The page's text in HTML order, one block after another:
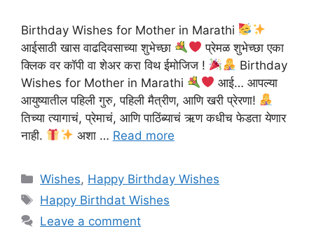
Birthday Wishes for Mother in Marathi
आईसाठी खास वाढदिवसाच्या शुभेच्छा
प्रेमळ शुभेच्छा एका
क्लिक वर कॉपी वा शेअर करा विथ ईमोजिज !
Birthday
Wishes for Mother in Marathi
आई… आपल्या
आयुष्यातील पहिली गुरु, पहिली मैत्रीण, आणि खरी प्रेरणा!
तिच्या त्यागाचं, प्रेमाचं, आणि पाठिंब्याचं ऋण कधीच फेडता येणार
नाही.
अशा … Read more
Categories
Wishes, Happy Birthday Wishes
Tags
Happy Birthdat Wishes
Leave a comment